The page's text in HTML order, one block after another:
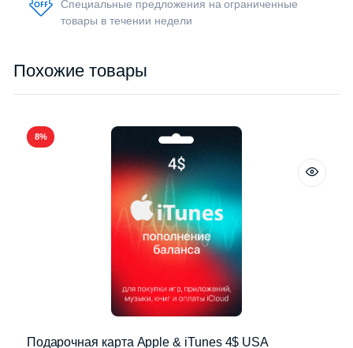
Специальные предложения на ограниченные
товары в течении недели
Похожие товары
8%
Подарочная карта Apple & iTunes 4$ USA